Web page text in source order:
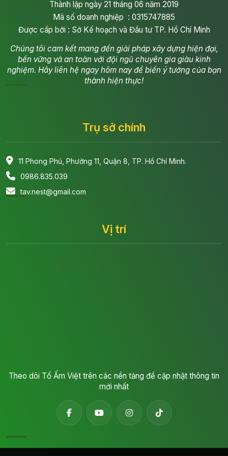
Thành lập ngày 21 tháng 06 năm 2019
Mã số doanh nghiệp : 0315747885
Được cấp bởi : Sở Kế hoạch và Đầu tư TP. Hồ Chí Minh
Chúng tôi cam kết mang đến giải pháp xây dựng hiện đại,
bền vững và an toàn với đội ngũ chuyên gia giàu kinh
nghiệm. Hãy liên hệ ngay hôm nay để biến ý tưởng của bạn
thành hiện thực!
Trụ sở chính
11 Phong Phú, Phường 11, Quận 8, TP. Hồ Chí Minh.
0986.835.039
tav.nest@gmail.com
Vị trí
Theo dõi Tổ Ấm Việt trên các nền tảng để cập nhật thông tin
mới nhất